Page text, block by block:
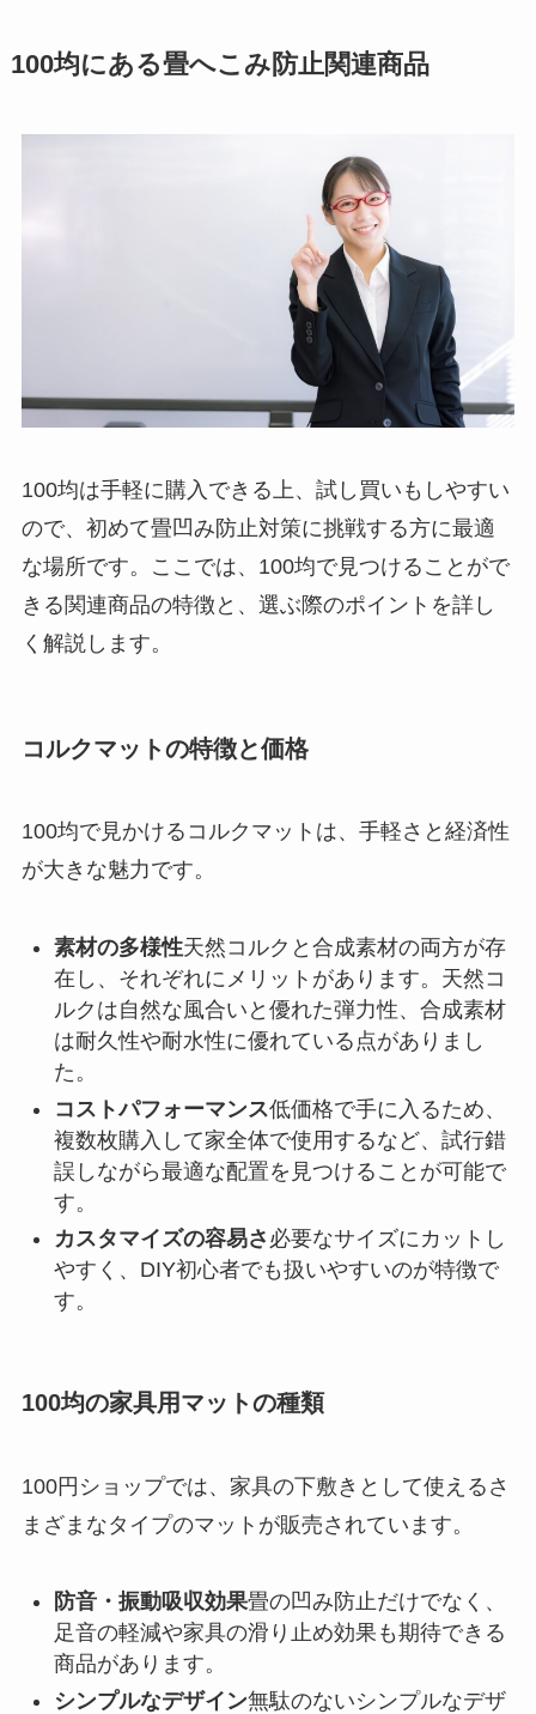
100均にある畳へこみ防止関連商品
100均は手軽に購入できる上、試し買いもしやすい
ので、初めて畳凹み防止対策に挑戦する方に最適
な場所です。ここでは、100均で見つけることがで
きる関連商品の特徴と、選ぶ際のポイントを詳し
く解説します。
コルクマットの特徴と価格
100均で見かけるコルクマットは、手軽さと経済性
が大きな魅力です。
素材の多様性天然コルクと合成素材の両方が存
在し、それぞれにメリットがあります。天然コ
ルクは自然な風合いと優れた弾力性、合成素材
は耐久性や耐水性に優れている点がありまし
た。
コストパフォーマンス低価格で手に入るため、
複数枚購入して家全体で使用するなど、試行錯
誤しながら最適な配置を見つけることが可能で
す。
カスタマイズの容易さ 必要なサイズにカットし
やすく、DIY初心者でも扱いやすいのが特徴で
す。
100均の家具用マットの種類
100円ショップでは、家具の下敷きとして使えるさ
まざまなタイプのマットが販売されています。
防音・振動吸収効果畳の凹み防止だけでなく、
足音の軽減や家具の滑り止め効果も期待できる
商品があります。
シンプルなデザイン無駄のないシンプルなデザ